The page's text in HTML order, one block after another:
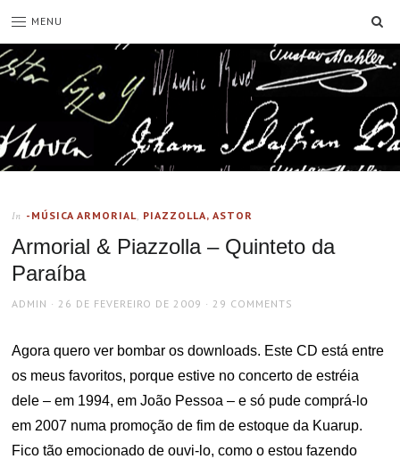
MENU
In -MÚSICA ARMORIAL, PIAZZOLLA, ASTOR
Armorial & Piazzolla – Quinteto da
Paraíba
AUTHOR
ADMIN
POSTED
26 DE FEVEREIRO DE 2009 29 COMMENTS
Agora quero ver bombar os downloads. Este CD está entre
os meus favoritos, porque estive no concerto de estréia
dele – em 1994, em João Pessoa – e só pude comprá-lo
em 2007 numa promoção de fim de estoque da Kuarup.
Fico tão emocionado de ouvi-lo, como o estou fazendo